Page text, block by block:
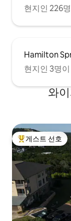
현지인 226
Hamilton
현지인 3명
와
상위 게스트 선호
게스트 선호